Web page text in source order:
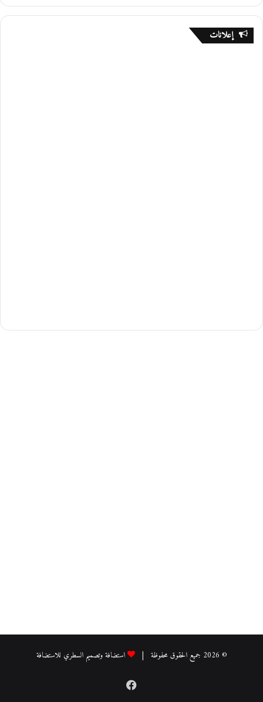
إعلانات
© 2026 جميع الحقوق محفوظة | استضافة وتصميم السطري للاستضافة